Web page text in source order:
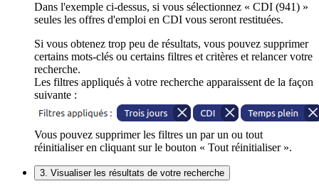
Dans l'exemple ci-dessus, si vous sélectionnez « CDI (941) »
seules les offres d'emploi en CDI vous seront restituées.
Si vous obtenez trop peu de résultats, vous pouvez supprimer
certains mots-clés ou certains filtres et critères et relancer votre
recherche.
Les filtres appliqués à votre recherche apparaissent de la façon
suivante :
Vous pouvez supprimer les filtres un par un ou tout
réinitialiser en cliquant sur le bouton « Tout réinitialiser ».
3. Visualiser les résultats de votre recherche